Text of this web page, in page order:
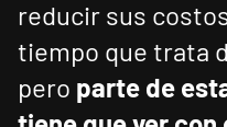
reducir sus
tiempo que trata
pero parte de